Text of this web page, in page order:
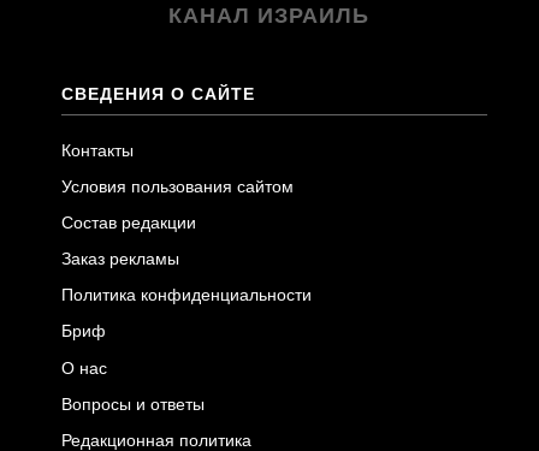
КАНАЛ ИЗРАИЛЬ
СВЕДЕНИЯ О САЙТЕ
Контакты
Условия пользования сайтом
Состав редакции
Заказ рекламы
Политика конфиденциальности
Бриф
О нас
Вопросы и ответы
Редакционная политика